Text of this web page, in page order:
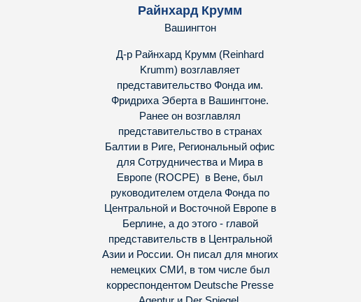
Райнхард Крумм
Вашингтон
Д-р Райнхард Крумм (Reinhard
Krumm) возглавляет
представительство Фонда им.
Фридриха Эберта в Вашингтоне.
Ранее он возглавлял
представительство в странах
Балтии в Риге, Региональный офис
для Сотрудничества и Мира в
Европе (ROCPE) в Вене, был
руководителем отдела Фонда по
Центральной и Восточной Европе в
Берлине, а до этого - главой
представительств в Центральной
Азии и России. Он писал для многих
немецких СМИ, в том числе был
корреспондентом Deutsche Presse